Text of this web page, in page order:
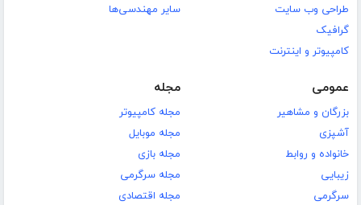
طراحی وب سایت
گرافیک
کامپیوتر و اینترنت
سایر مهندسی‌ها
عمومی
بزرگان و مشاهیر
آشپزی
خانواده و روابط
زیبایی
سرگرمی
مجله
مجله کامپیوتر
مجله موبایل
مجله بازی
مجله سرگرمی
مجله اقتصادی